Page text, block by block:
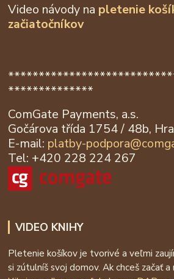
Video návody na pletenie
začiatočníkov
**************
ComGate Payments, a.s.
Gočárova třída 1754 / 48b,
E-mail: platby-podpora@
Tel: +420 228 224 267
VIDEO KNIHY
Pletenie košíkov je tvorivé a veľmi
si zútulníš svoj domov. Ak chceš začať